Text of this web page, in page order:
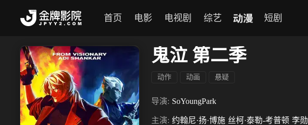
首页 电影 电视剧 综艺 动漫 短剧
鬼泣 第二季
动作 动画 悬疑
导演: SoYoungPark
主演: 约翰尼·扬·博施 丝柯·泰勒-考普顿 李勋